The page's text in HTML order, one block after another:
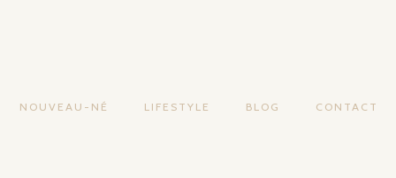
NOUVEAU-NÉ LIFESTYLE BLOG CONTACT